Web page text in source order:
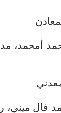
أمحمد،
فال